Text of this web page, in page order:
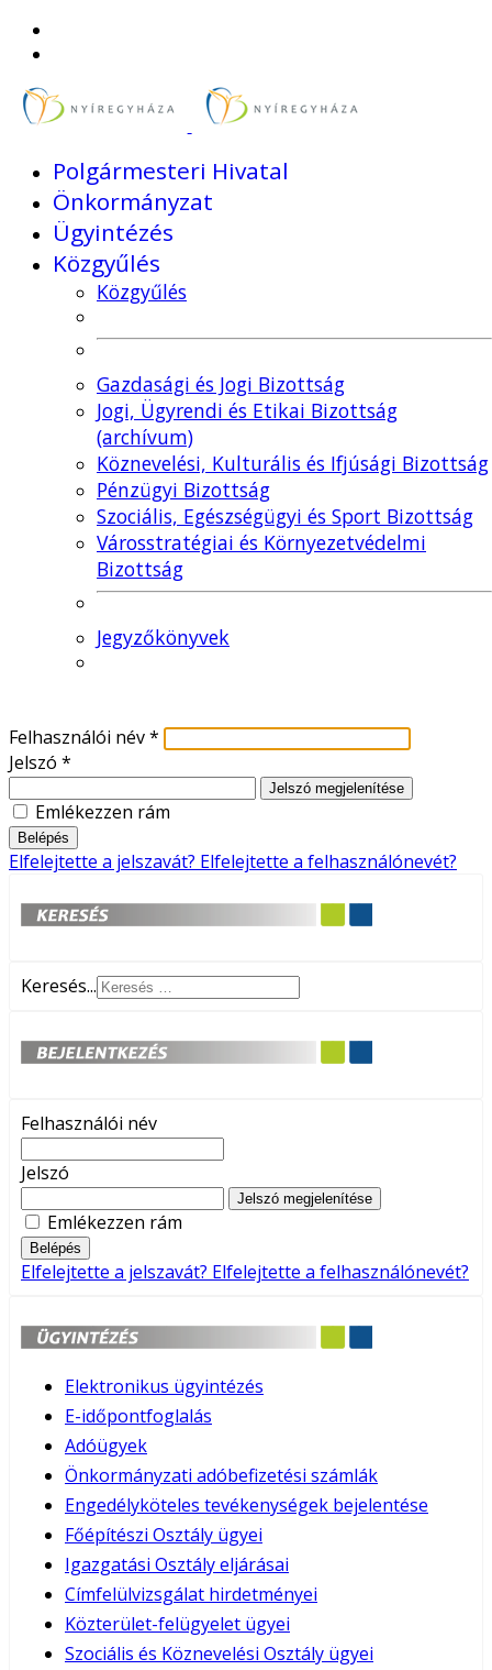
Polgármesteri Hivatal
Önkormányzat
Ügyintézés
Közgyűlés
Közgyűlés
Gazdasági és Jogi Bizottság
Jogi, Ügyrendi és Etikai Bizottság
(archívum)
Köznevelési, Kulturális és Ifjúsági Bizottság
Pénzügyi Bizottság
Szociális, Egészségügyi és Sport Bizottság
Városstratégiai és Környezetvédelmi
Bizottság
Jegyzőkönyvek
Felhasználói név*
Jelszó *
Jelszó megjelenítése
Emlékezzen rám
Belépés
Elfelejtette a jelszavát? Elfelejtette a felhasználónevét?
Keresés...
Felhasználói név
Jelszó
Jelszó megjelenítése
Emlékezzen rám
Belépés
Elfelejtette a jelszavát? Elfelejtette a felhasználónevét?
Elektronikus ügyintézés
E-időpontfoglalás
Adóügyek
Önkormányzati adóbefizetési számlák
Engedélyköteles tevékenységek bejelentése
Főépítészi Osztály ügyei
Igazgatási Osztály eljárásai
Címfelülvizsgálat hirdetményei
Közterület-felügyelet ügyei
Szociális és Köznevelési Osztály ügyei